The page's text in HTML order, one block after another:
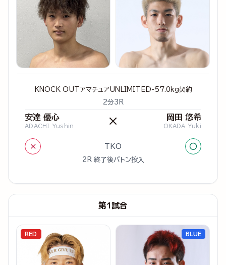
KNOCK OUTアマチュアUNLIMITED-57.0kg契約
2分3R
安達 優心
ADACHI Yushin × 岡田 悠希
OKADA Yuki
× TKO ○
2R 終了後バトン投入
第1試合
RED BLUE